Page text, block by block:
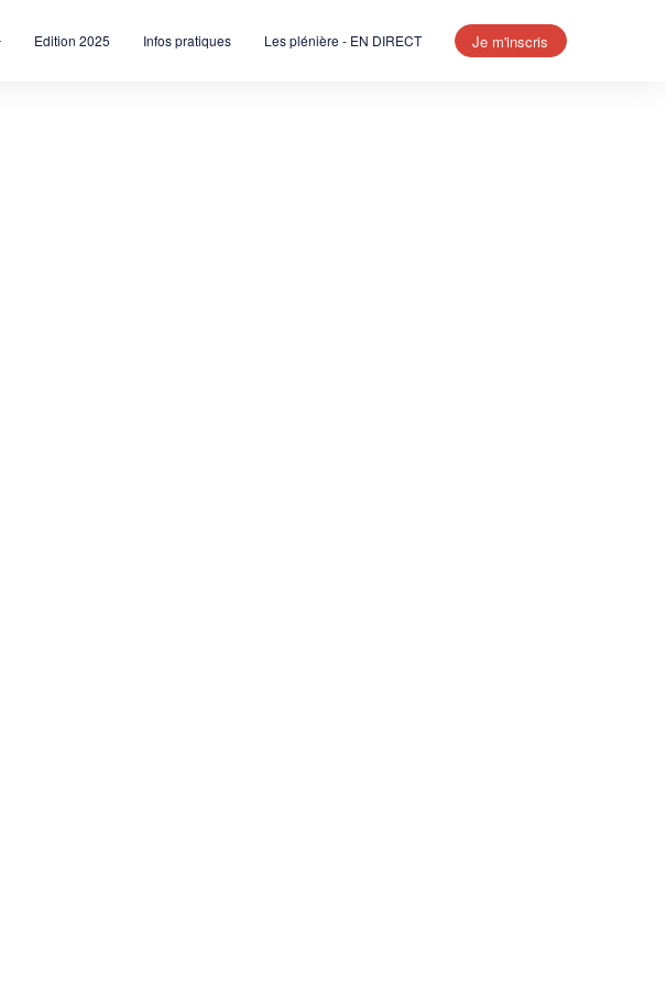
Edition 2025 Infos pratiques Les plénière - EN DIRECT Je m'inscris